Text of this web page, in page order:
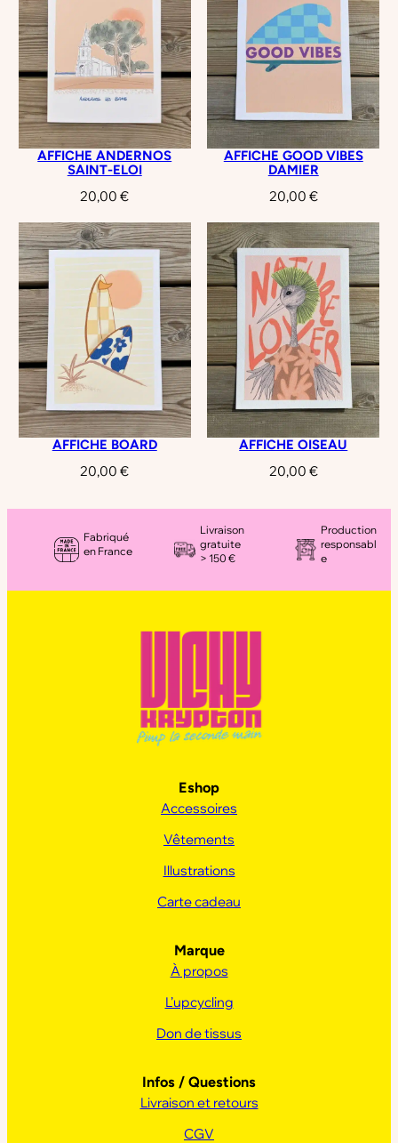
AFFICHE ANDERNOS
SAINT-ELOI
20,00€
AFFICHE GOOD VIBES
DAMIER
20,00 €
AFFICHE BOARD
20,00€
AFFICHE OISEAU
20,00 €
Fabriqué
en France
Livraison
gratuite
> 150 €
Production
responsabl
e
Eshop
Accessoires
Vêtements
Illustrations
Carte cadeau
Marque
À propos
L’upcycling
Don de tissus
Infos / Questions
Livraison et retours
CGV